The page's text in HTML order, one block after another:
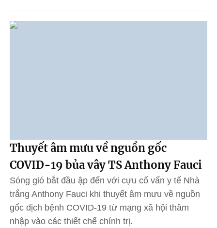
Thuyết âm mưu về nguồn gốc
COVID-19 bủa vây TS Anthony Fauci
Sóng gió bắt đầu ập đến với cựu cố vấn y tế Nhà
trắng Anthony Fauci khi thuyết âm mưu về nguồn
gốc dịch bệnh COVID-19 từ mạng xã hội thâm
nhập vào các thiết chế chính trị.